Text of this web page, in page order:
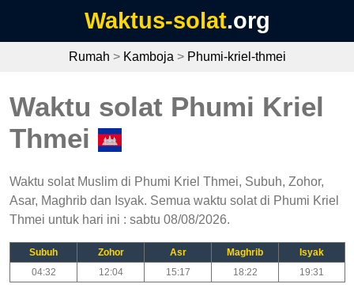
Waktus-solat.org
Rumah > Kamboja > Phumi-kriel-thmei
Waktu solat Phumi Kriel
Thmei
Waktu solat Muslim di Phumi Kriel Thmei, Subuh, Zohor,
Asar, Maghrib dan Isyak. Semua waktu solat di Phumi Kriel
Thmei untuk hari ini : sabtu 08/08/2026.
Subuh Zohor Asr Maghrib
Isyak
04:32
12:04 15:17 18:22 19:31